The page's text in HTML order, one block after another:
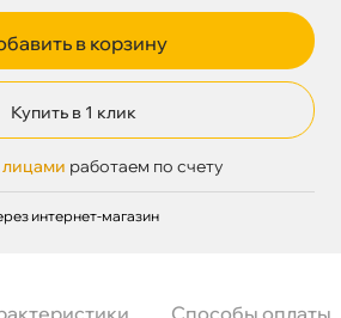
в корзину
Купить в 1 клик
работаем по счету
интернет-магазин
Способы оплаты